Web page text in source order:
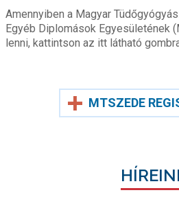
Amennyiben a Magyar
Egyéb Diplomások Egyesületének
lenni, kattintson az itt látható
MTSZEDE